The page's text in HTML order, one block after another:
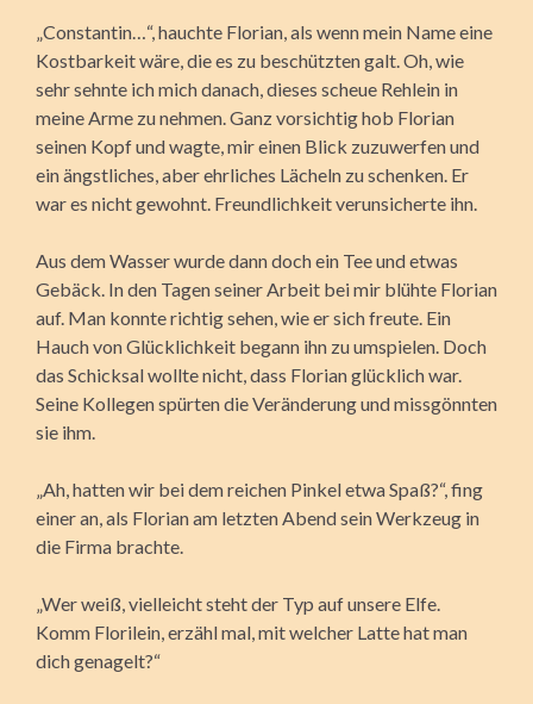
„Constantin…“, hauchte Florian, als wenn mein Name eine
Kostbarkeit wäre, die es zu beschützten galt. Oh, wie
sehr sehnte ich mich danach, dieses scheue Rehlein in
meine Arme zu nehmen. Ganz vorsichtig hob Florian
seinen Kopf und wagte, mir einen Blick zuzuwerfen und
ein ängstliches, aber ehrliches Lächeln zu schenken. Er
war es nicht gewohnt. Freundlichkeit verunsicherte ihn.
Aus dem Wasser wurde dann doch ein Tee und etwas
Gebäck. In den Tagen seiner Arbeit bei mir blühte Florian
auf. Man konnte richtig sehen, wie er sich freute. Ein
Hauch von Glücklichkeit begann ihn zu umspielen. Doch
das Schicksal wollte nicht, dass Florian glücklich war.
Seine Kollegen spürten die Veränderung und missgönnten
sie ihm.
„Ah, hatten wir bei dem reichen Pinkel etwa Spaß?“, fing
einer an, als Florian am letzten Abend sein Werkzeug in
die Firma brachte.
„Wer weiß, vielleicht steht der Typ auf unsere Elfe.
Komm Florilein, erzähl mal, mit welcher Latte hat man
dich genagelt?“